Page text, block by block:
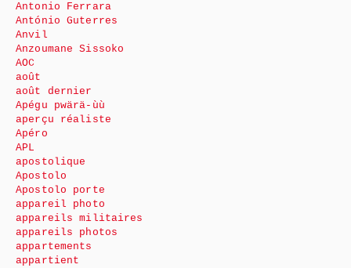
Antonio Ferrara
António Guterres
Anvil
Anzoumane Sissoko
AOC
août
août dernier
Apégu pwärä-ùù
aperçu réaliste
Apéro
APL
apostolique
Apostolo
Apostolo porte
appareil photo
appareils militaires
appareils photos
appartements
appartient